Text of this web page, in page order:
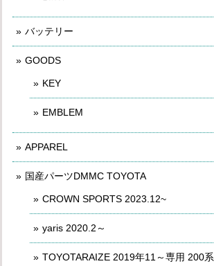
バッテリー
GOODS
KEY
EMBLEM
APPAREL
国産パーツDMMC TOYOTA
CROWN SPORTS 2023.12~
yaris 2020.2～
TOYOTARAIZE 2019年11～専用 200系